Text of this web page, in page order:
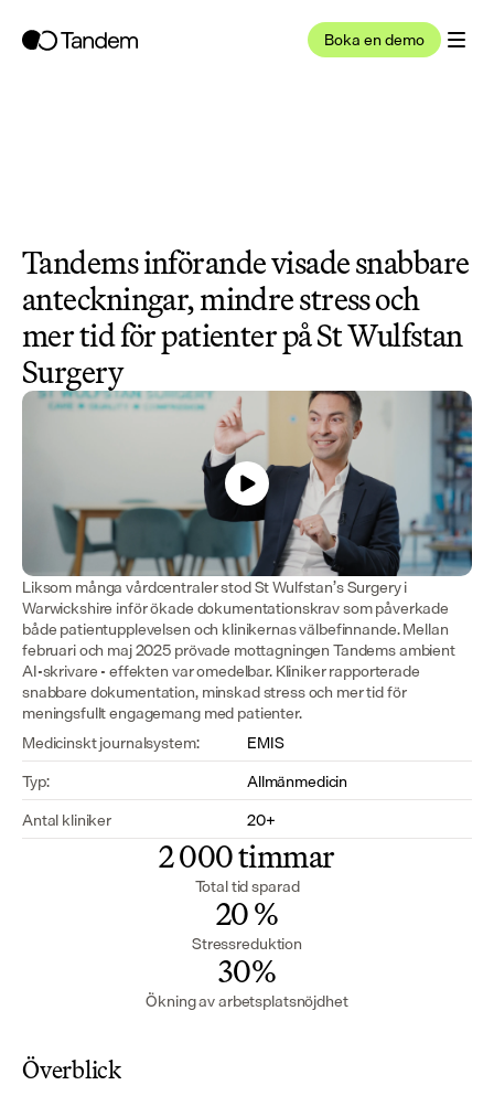
Boka en demo
Tandems införande visade snabbare
anteckningar, mindre stress och
mer tid för patienter på St Wulfstan
Surgery
Liksom många vårdcentraler stod St Wulfstan’s Surgery i
Warwickshire inför ökade dokumentationskrav som påverkade
både patientupplevelsen och klinikernas välbefinnande. Mellan
februari och maj 2025 prövade mottagningen Tandems ambient
AI-skrivare - effekten var omedelbar. Kliniker rapporterade
snabbare dokumentation, minskad stress och mer tid för
meningsfullt engagemang med patienter.
Medicinskt journalsystem:
EMIS
Typ:
Allmänmedicin
Antal kliniker
20+
2 000 timmar
Total tid sparad
20 %
Stressreduktion
30%
Ökning av arbetsplatsnöjdhet
Överblick